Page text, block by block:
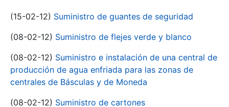
(15-02-12) Suministro de guantes de seguridad
(08-02-12) Suministro de flejes verde y blanco
(08-02-12) Suministro e instalación de una central de
producción de agua enfriada para las zonas de
centrales de Básculas y de Moneda
(08-02-12) Suministro de cartones